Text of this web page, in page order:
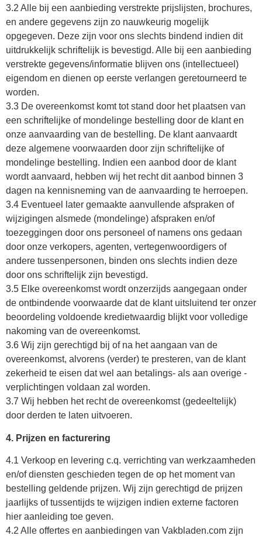
3.2 Alle bij een aanbieding verstrekte prijslijsten, brochures,
en andere gegevens zijn zo nauwkeurig mogelijk
opgegeven. Deze zijn voor ons slechts bindend indien dit
uitdrukkelijk schriftelijk is bevestigd. Alle bij een aanbieding
verstrekte gegevens/informatie blijven ons (intellectueel)
eigendom en dienen op eerste verlangen geretourneerd te
worden.
3.3 De overeenkomst komt tot stand door het plaatsen van
een schriftelijke of mondelinge bestelling door de klant en
onze aanvaarding van de bestelling. De klant aanvaardt
deze algemene voorwaarden door zijn schriftelijke of
mondelinge bestelling. Indien een aanbod door de klant
wordt aanvaard, hebben wij het recht dit aanbod binnen 3
dagen na kennisneming van de aanvaarding te herroepen.
3.4 Eventueel later gemaakte aanvullende afspraken of
wijzigingen alsmede (mondelinge) afspraken en/of
toezeggingen door ons personeel of namens ons gedaan
door onze verkopers, agenten, vertegenwoordigers of
andere tussenpersonen, binden ons slechts indien deze
door ons schriftelijk zijn bevestigd.
3.5 Elke overeenkomst wordt onzerzijds aangegaan onder
de ontbindende voorwaarde dat de klant uitsluitend ter onzer
beoordeling voldoende kredietwaardig blijkt voor volledige
nakoming van de overeenkomst.
3.6 Wij zijn gerechtigd bij of na het aangaan van de
overeenkomst, alvorens (verder) te presteren, van de klant
zekerheid te eisen dat wel aan betalings- als aan overige -
verplichtingen voldaan zal worden.
3.7 Wij hebben het recht de overeenkomst (gedeeltelijk)
door derden te laten uitvoeren.
4. Prijzen en facturering
4.1 Verkoop en levering c.q. verrichting van werkzaamheden
en/of diensten geschieden tegen de op het moment van
bestelling geldende prijzen. Wij zijn gerechtigd de prijzen
jaarlijks of tussentijds te wijzigen indien externe factoren
hier aanleiding toe geven.
4.2 Alle offertes en aanbiedingen van Vakbladen.com zijn